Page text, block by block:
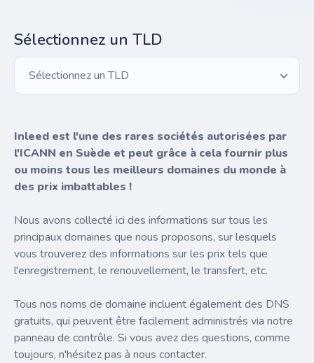
Sélectionnez un TLD
Sélectionnez un TLD
Inleed est l'une des rares sociétés autorisées par
l'ICANN en Suède et peut grâce à cela fournir plus
ou moins tous les meilleurs domaines du monde à
des prix imbattables !
Nous avons collecté ici des informations sur tous les
principaux domaines que nous proposons, sur lesquels
vous trouverez des informations sur les prix tels que
l'enregistrement, le renouvellement, le transfert, etc.
Tous nos noms de domaine incluent également des DNS
gratuits, qui peuvent être facilement administrés via notre
panneau de contrôle. Si vous avez des questions, comme
toujours, n'hésitez pas à nous contacter.